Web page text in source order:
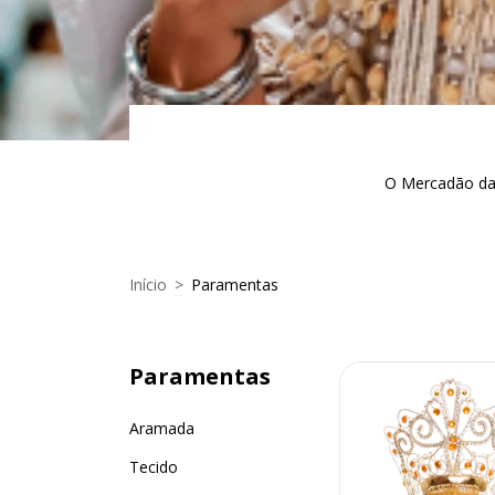
O Mercadão
Início > Paramentas
Paramentas
Aramada
Tecido